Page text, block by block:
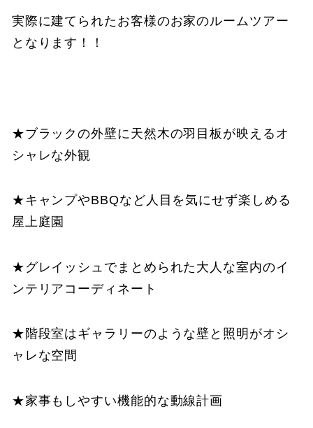
実際に建てられたお客様のお家のルームツアー
となります！！
★ブラックの外壁に天然木の羽目板が映えるオ
シャレな外観
★キャンプやBBQなど人目を気にせず楽しめる
屋上庭園
★グレイッシュでまとめられた大人な室内のイ
ンテリアコーディネート
★階段室はギャラリーのような壁と照明がオシ
ャレな空間
★家事もしやすい機能的な動線計画